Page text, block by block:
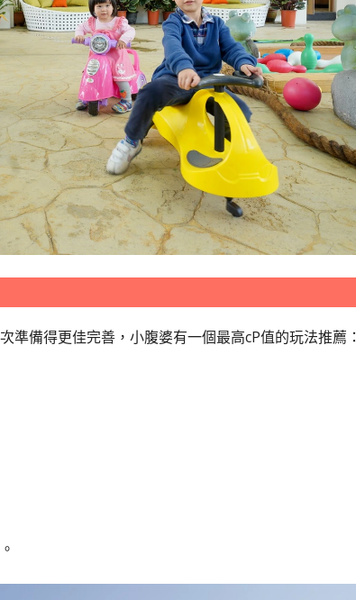
準備得更佳完善，小腹婆有一個最高cP值的玩法推薦：